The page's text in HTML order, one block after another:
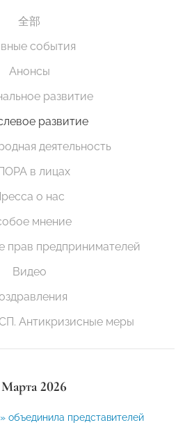
全部
события
Анонсы
развитие
развитие
деятельность
в лицах
о нас
мнение
прав предпринимателей
Видео
Антикризисные меры
2026
представителей